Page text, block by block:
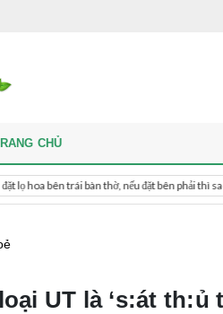
trái bàn thờ, nếu đặt bên phải thì sao?
CHỦ
UT là ‘s:át